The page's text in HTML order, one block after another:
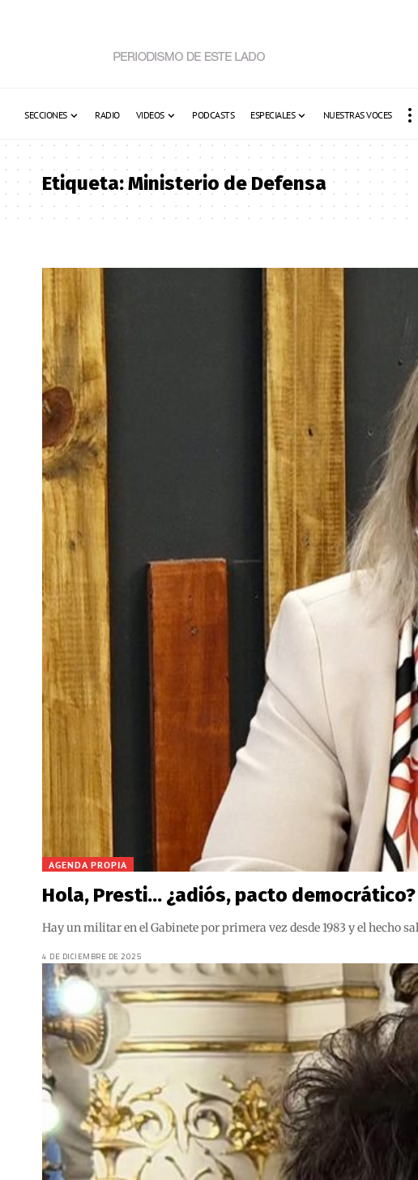
SECCIONES RADIO VIDEOS PODCASTS ESPECIALES NUESTRAS VOCES
Etiqueta:Ministerio de Defensa
AGENDA PROPIA
Hola, Presti… ¿adiós, pacto democrático?
Hay un militar en el Gabinete por primera vez desde 1983 y el hecho
4 DE DICIEMBRE DE 2025